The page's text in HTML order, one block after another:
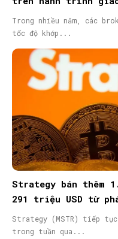
Trong nhiều năm, các
tốc độ khớp...
Strategy bán thêm
291 triệu USD từ
Strategy (MSTR) tiếp
trong tuần qua...